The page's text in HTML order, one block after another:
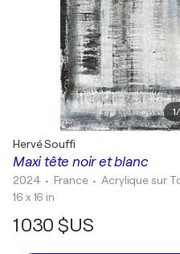
1/
Maxi tête noir et blanc
Hervé Souffi
2024 • France •Acrylique sur
16 x 16 in
1 030 $US